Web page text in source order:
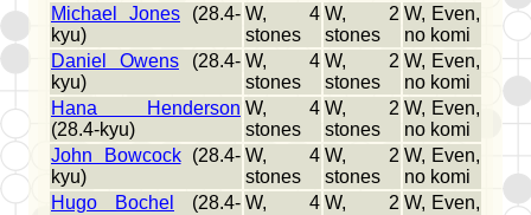
Michael Jones (28.4-
kyu)
W, 4
stones
W, 2
stones
W, Even,
no komi
Daniel Owens (28.4-
kyu)
W, 4
stones
W, 2
stones
W, Even,
no komi
Hana Henderson
(28.4-kyu)
W, 4
stones
W, 2
stones
W, Even,
no komi
John Bowcock(28.4-
kyu)
W, 4
stones
W, 2
stones
W, Even,
no komi
Hugo Bochel
(28.4- W, 4 W, 2 W, Even,